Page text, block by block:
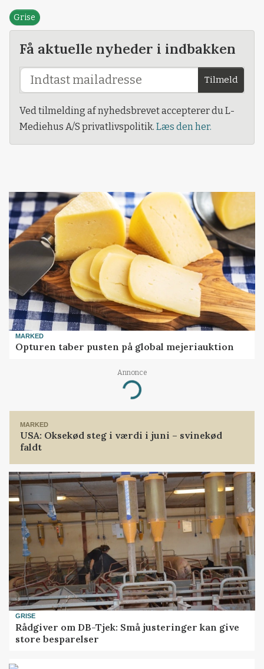
Grise
Få aktuelle nyheder i indbakken
Tilmeld
Ved tilmelding af nyhedsbrevet accepterer du L-
Mediehus A/S privatlivspolitik. Læs den her.
MARKED
Opturen taber pusten på global mejeriauktion
Annonce
Loading...
MARKED
USA: Oksekød steg i værdi i juni – svinekød
faldt
GRISE
Rådgiver om DB-Tjek: Små justeringer kan give
store besparelser